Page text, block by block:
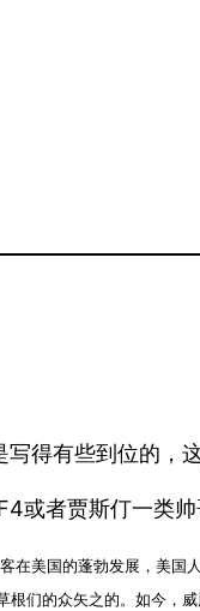
得有些到位的，
或者贾斯仃一类帅
美国的蓬勃发展，美
们的众矢之的。如今，